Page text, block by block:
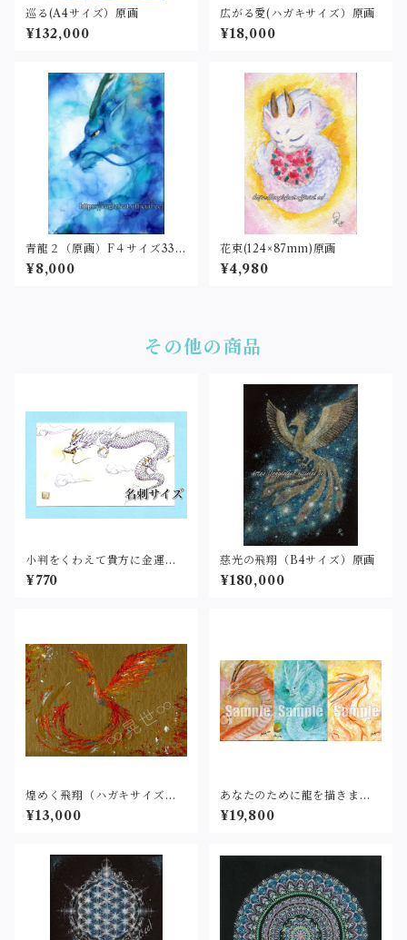
巡る(A4サイズ）原画
¥132,000
広がる愛(ハガキサイズ）原画
¥18,000
青龍２（原画）F４サイズ333
×242
¥8,000
花束(124×87mm)原画
¥4,980
その他の商品
小判をくわえて貴方に金運を
運ぶ金運龍（名刺サイズ・印
刷）
¥770
慈光の飛翔（B4サイズ）原画
¥180,000
煌めく飛翔（ハガキサイズ）
原画
¥13,000
あなたのために龍を描きます
(アクリル）127×177mm
¥19,800